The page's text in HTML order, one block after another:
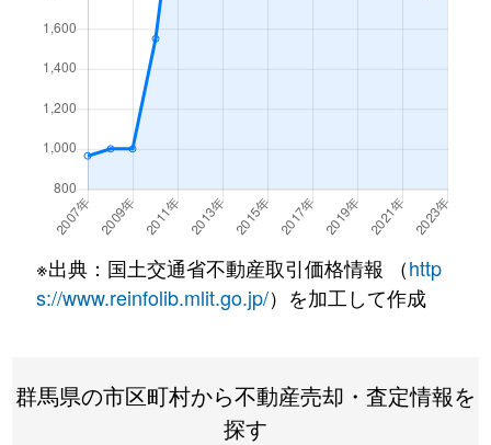
※出典：国土交通省不動産取引価格情報 （http
s://www.reinfolib.mlit.go.jp/）を加工して作成
群馬県の市区町村から不動産売却・査定情報を
探す